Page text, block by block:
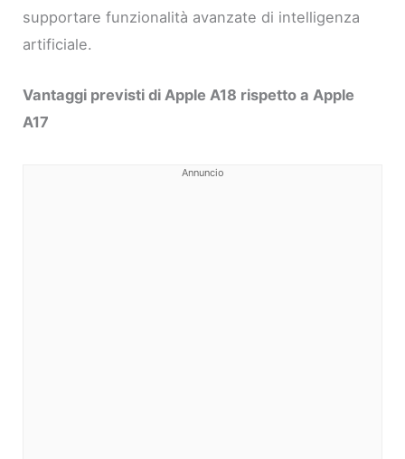
supportare funzionalità avanzate di intelligenza
artificiale.
Vantaggi previsti di Apple A18 rispetto a Apple
A17
Annuncio